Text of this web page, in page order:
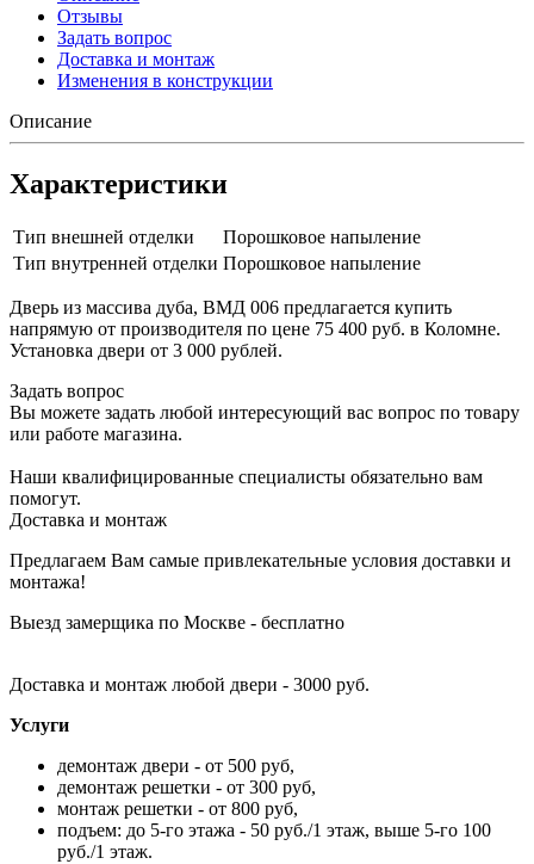
Отзывы
Задать вопрос
Доставка и монтаж
Изменения в конструкции
Описание
Характеристики
Тип внешней отделки
Порошковое напыление
Тип внутренней отделки Порошковое напыление
Дверь из массива дуба, ВМД 006 предлагается купить
напрямую от производителя по цене 75 400 руб. в Коломне.
Установка двери от 3 000 рублей.
Задать вопрос
Вы можете задать любой интересующий вас вопрос по товару
или работе магазина.
Наши квалифицированные специалисты обязательно вам
помогут.
Доставка и монтаж
Предлагаем Вам самые привлекательные условия доставки и
монтажа!
Выезд замерщика по Москве - бесплатно
Доставка и монтаж любой двери - 3000 руб.
Услуги
демонтаж двери - от 500 руб,
демонтаж решетки - от 300 руб,
монтаж решетки - от 800 руб,
подъем: до 5-го этажа - 50 руб./1 этаж, выше 5-го 100
руб./1 этаж.